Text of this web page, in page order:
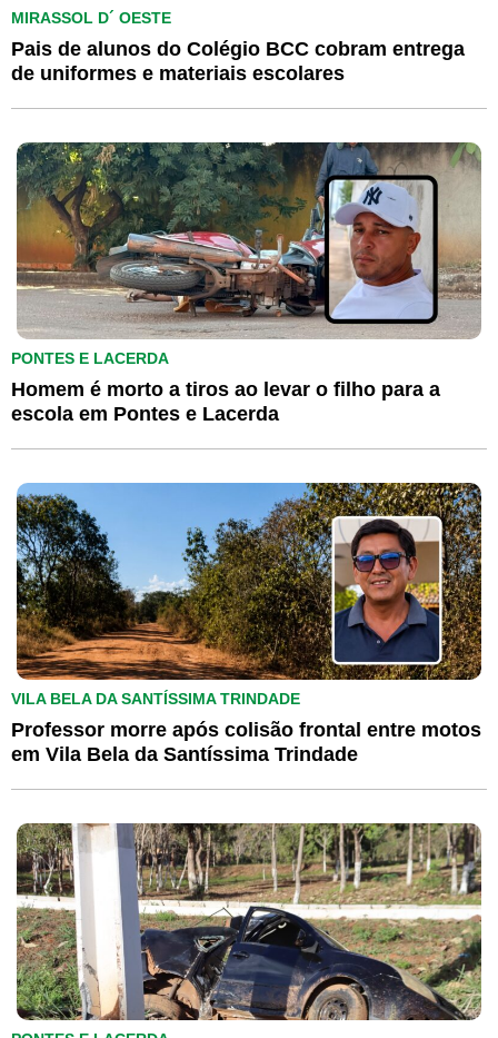
MIRASSOL D´ OESTE
Pais de alunos do Colégio BCC cobram entrega
de uniformes e materiais escolares
PONTES E LACERDA
Homem é morto a tiros ao levar o filho para a
escola em Pontes e Lacerda
VILA BELA DA SANTÍSSIMA TRINDADE
Professor morre após colisão frontal entre motos
em Vila Bela da Santíssima Trindade